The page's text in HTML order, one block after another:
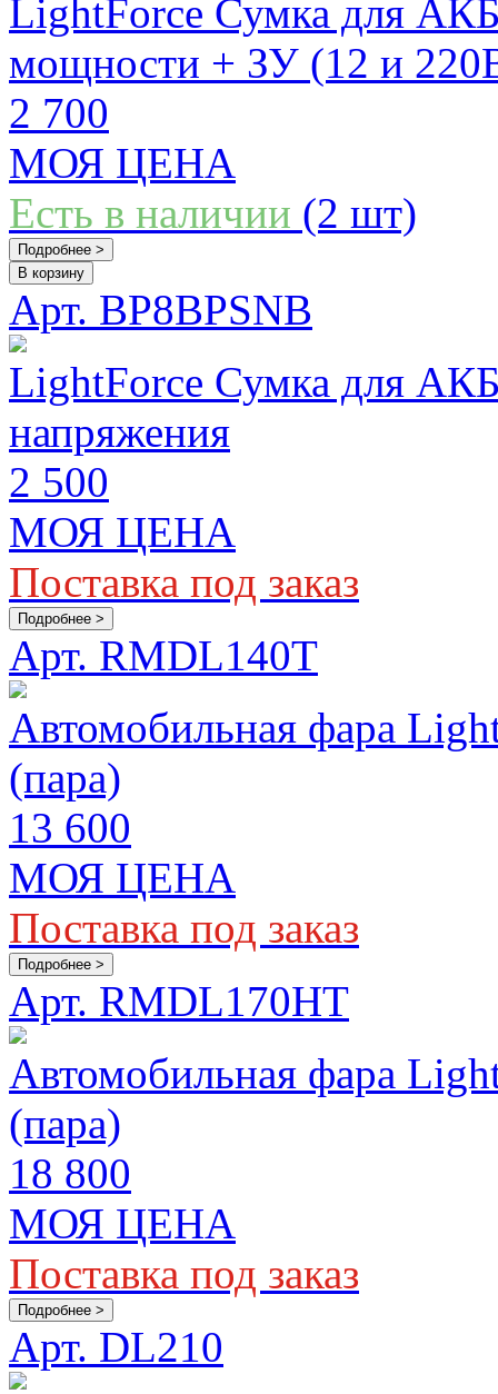
LightForce Сумка для АКБ
мощности + ЗУ (12 и
2 700
МОЯ ЦЕНА
Есть в наличии (2 шт)
Подробнее >
В корзину
Арт. BP8BPSNB
LightForce Сумка для АКБ
напряжения
2 500
МОЯ ЦЕНА
Поставка под заказ
Подробнее >
Арт. RMDL140T
Автомобильная фара
(пара)
13 600
МОЯ ЦЕНА
Поставка под заказ
Подробнее >
Арт. RMDL170HT
Автомобильная фара
(пара)
18 800
МОЯ ЦЕНА
Поставка под заказ
Подробнее >
Арт. DL210